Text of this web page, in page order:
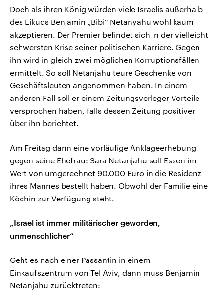
Doch als ihren König würden viele Israelis außerhalb
des Likuds Benjamin „Bibi“ Netanyahu wohl kaum
akzeptieren. Der Premier befindet sich in der vielleicht
schwersten Krise seiner politischen Karriere. Gegen
ihn wird in gleich zwei möglichen Korruptionsfällen
ermittelt. So soll Netanjahu teure Geschenke von
Geschäftsleuten angenommen haben. In einem
anderen Fall soll er einem Zeitungsverleger Vorteile
versprochen haben, falls dessen Zeitung positiver
über ihn berichtet.
Am Freitag dann eine vorläufige Anklageerhebung
gegen seine Ehefrau: Sara Netanjahu soll Essen im
Wert von umgerechnet 90.000 Euro in die Residenz
ihres Mannes bestellt haben. Obwohl der Familie eine
Köchin zur Verfügung steht.
„Israel ist immer militärischer geworden,
unmenschlicher“
Geht es nach einer Passantin in einem
Einkaufszentrum von Tel Aviv, dann muss Benjamin
Netanjahu zurücktreten: